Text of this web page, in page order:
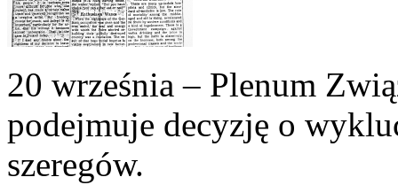
20 września – Plenum
podejmuje decyzję o
szeregów.